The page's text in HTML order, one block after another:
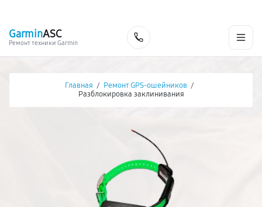
GarminASC
Ремонт техники Garmin
Главная / Ремонт GPS-ошейников /
Разблокировка заклинивания